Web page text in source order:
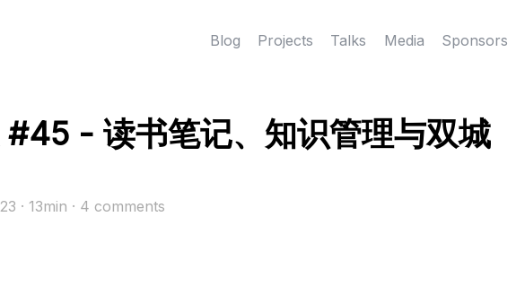
Blog Projects Talks Media Sponsors
#45 - 读书笔记、知识管理与双城
· 13min · 4 comments